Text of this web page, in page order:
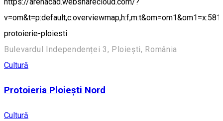
protoierie-ploiesti
Bulevardul Independenței 3, Ploiești, România
Cultură
Protoieria Ploiești Nord
Cultură